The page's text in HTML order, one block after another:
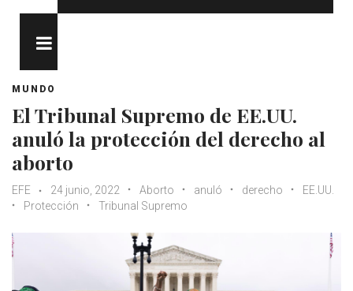
MUNDO
El Tribunal Supremo de EE.UU.
anuló la protección del derecho al
aborto
EFE 24 junio, 2022 Aborto anuló derecho
EE.UU.
Protección
Tribunal Supremo